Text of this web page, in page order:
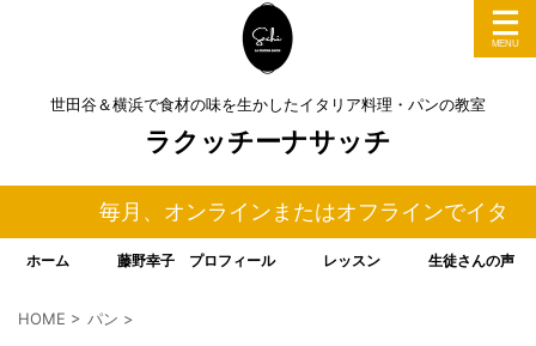
世田谷＆横浜で食材の味を生かしたイタリア料理・パンの教室
ラクッチーナサッチ
毎月、オンラインまたはオフラインでイタリ
ホーム 藤野幸子 プロフィール レッスン 生徒さんの声
HOME > パン >